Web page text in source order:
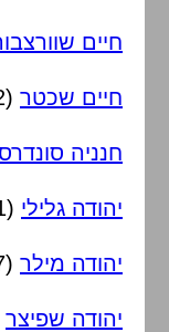
חיים
חיים שכטר (2)
חנניה
יהודה גלילי (1)
יהודה מילר (7)
יהודה שפיצר